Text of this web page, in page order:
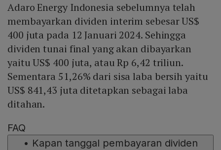
Adaro Energy Indonesia sebelumnya telah
membayarkan dividen interim sebesar US$
400 juta pada 12 Januari 2024. Sehingga
dividen tunai final yang akan dibayarkan
yaitu US$ 400 juta, atau Rp 6,42 triliun.
Sementara 51,26% dari sisa laba bersih yaitu
US$ 841,43 juta ditetapkan sebagai laba
ditahan.
FAQ
• Kapan tanggal pembayaran dividen